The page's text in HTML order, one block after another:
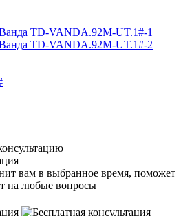
вам в выбранное время, поможет
на любые вопросы